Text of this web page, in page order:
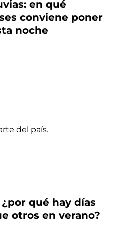
en qué
conviene poner
noche
qué hay días
otros en verano?